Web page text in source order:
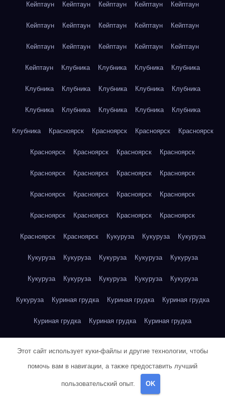
Кейптаун Кейптаун Кейптаун Кейптаун Кейптаун
Кейптаун Кейптаун Кейптаун Кейптаун Кейптаун
Кейптаун Кейптаун Кейптаун Кейптаун Кейптаун
Кейптаун Клубника Клубника Клубника Клубника
Клубника Клубника Клубника Клубника Клубника
Клубника Клубника Клубника Клубника Клубника
Клубника Красноярск Красноярск Красноярск Красноярск
Красноярск Красноярск Красноярск Красноярск
Красноярск Красноярск Красноярск Красноярск
Красноярск Красноярск Красноярск Красноярск
Красноярск Красноярск Красноярск Красноярск
Красноярск Красноярск Кукуруза Кукуруза Кукуруза
Кукуруза Кукуруза Кукуруза Кукуруза Кукуруза
Кукуруза Кукуруза Кукуруза Кукуруза Кукуруза
Кукуруза Куриная грудка Куриная грудка Куриная грудка
Куриная грудка Куриная грудка Куриная грудка
Куриная грудка Куриная грудка Куриная грудка
Куриная грудка Куриная грудка Куриная грудка
Этот сайт использует куки-файлы и другие технологии, чтобы
помочь вам в навигации, а также предоставить лучший
пользовательский опыт. OK